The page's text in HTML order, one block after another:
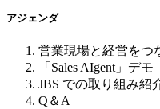
アジェンダ
営業現場と経営をつ
「Sales AIgent」デモ
JBS での取り組み紹
Q＆A